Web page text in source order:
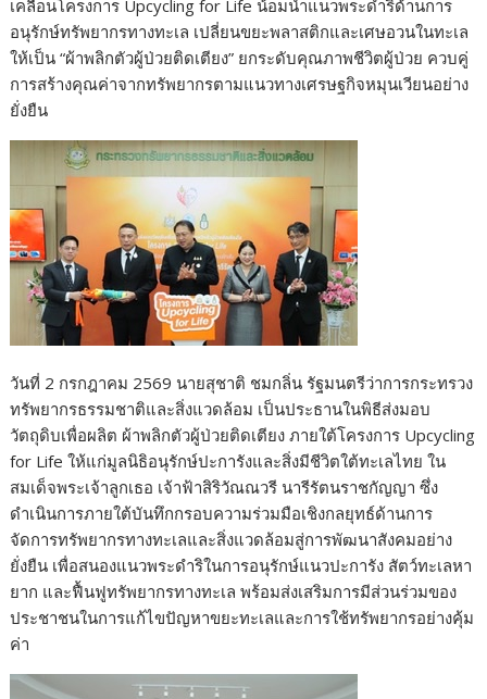
เคลื่อนโครงการ Upcycling for Life น้อมนำแนวพระดำริด้านการ
อนุรักษ์ทรัพยากรทางทะเล เปลี่ยนขยะพลาสติกและเศษอวนในทะเล
ให้เป็น “ผ้าพลิกตัวผู้ป่วยติดเตียง” ยกระดับคุณภาพชีวิตผู้ป่วย ควบคู่
การสร้างคุณค่าจากทรัพยากรตามแนวทางเศรษฐกิจหมุนเวียนอย่าง
ยั่งยืน
วันที่ 2 กรกฎาคม 2569 นายสุชาติ ชมกลิ่น รัฐมนตรีว่าการกระทรวง
ทรัพยากรธรรมชาติและสิ่งแวดล้อม เป็นประธานในพิธีส่งมอบ
วัตถุดิบเพื่อผลิต ผ้าพลิกตัวผู้ป่วยติดเตียง ภายใต้โครงการ Upcycling
for Life ให้แก่มูลนิธิอนุรักษ์ปะการังและสิ่งมีชีวิตใต้ทะเลไทย ใน
สมเด็จพระเจ้าลูกเธอ เจ้าฟ้าสิริวัณณวรี นารีรัตนราชกัญญา ซึ่ง
ดำเนินการภายใต้บันทึกกรอบความร่วมมือเชิงกลยุทธ์ด้านการ
จัดการทรัพยากรทางทะเลและสิ่งแวดล้อมสู่การพัฒนาสังคมอย่าง
ยั่งยืน เพื่อสนองแนวพระดำริในการอนุรักษ์แนวปะการัง สัตว์ทะเลหา
ยาก และฟื้นฟูทรัพยากรทางทะเล พร้อมส่งเสริมการมีส่วนร่วมของ
ประชาชนในการแก้ไขปัญหาขยะทะเลและการใช้ทรัพยากรอย่างคุ้ม
ค่า